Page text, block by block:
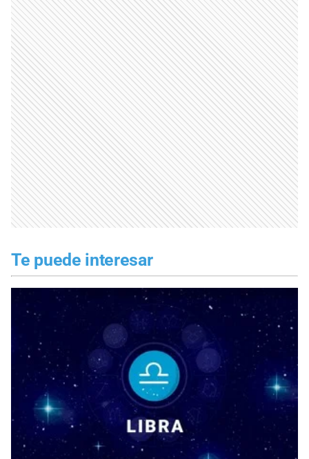
Te puede interesar